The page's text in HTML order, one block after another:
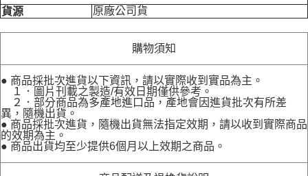
貨源 原廠公司貨
購物須知
● 商品採批次進貨以下資訊，請以實際收到實品為主。
１．圖片刊載之製造/有效日期僅供參考。
２．部分商品為多產地進口品，產地會因進貨批次有所差
異，隨機出貨。
● 商品採批次進貨，隨機出貨無法指定效期，請以收到實際商品
的效期為主。
● 商品出貨均至少提供6個月以上效期之商品。